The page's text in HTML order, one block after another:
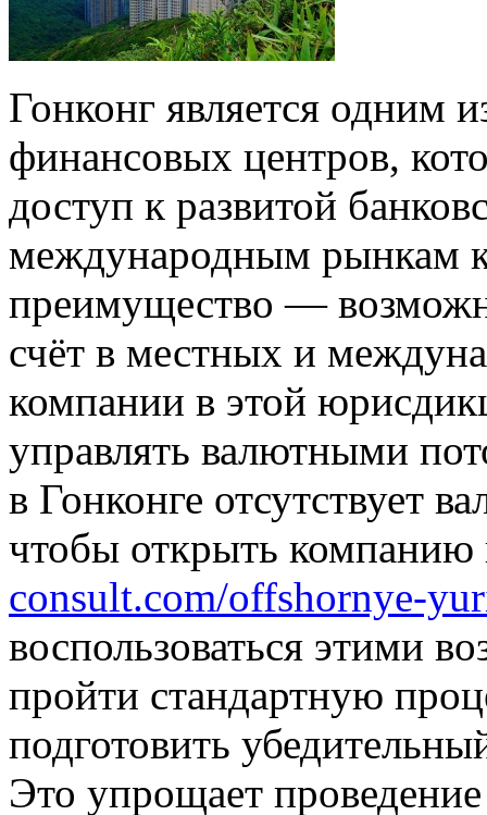
Гонконг является одним
финансовых центров,
доступ к развитой
международным рынкам
преимущество —
счёт в местных и
компании в этой
управлять валютными
в Гонконге отсутствует
чтобы открыть компанию
consult.com/offshornye-
воспользоваться этими
пройти стандартную
подготовить
Это упрощает